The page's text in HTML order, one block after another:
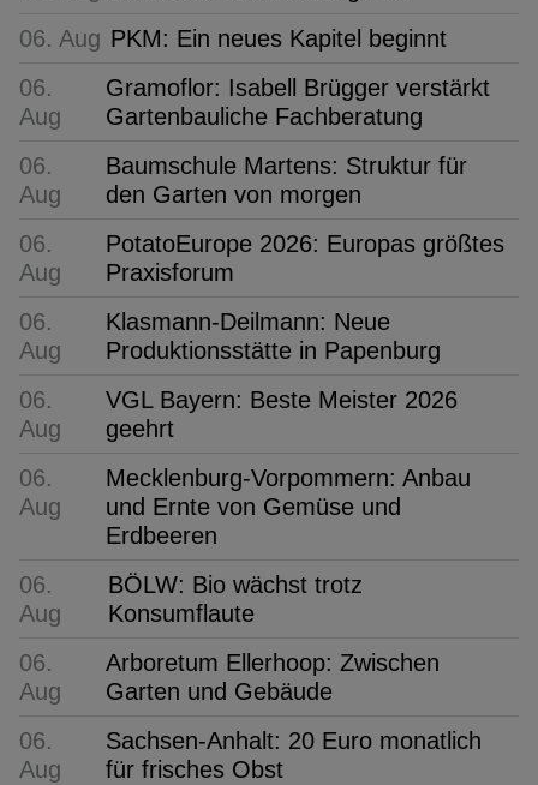
06. Aug PKM: Ein neues Kapitel beginnt
06.
Aug
Gramoflor: Isabell Brügger verstärkt
Gartenbauliche Fachberatung
06.
Aug
Baumschule Martens: Struktur für
den Garten von morgen
06.
Aug
PotatoEurope 2026: Europas größtes
Praxisforum
06.
Aug
Klasmann-Deilmann: Neue
Produktionsstätte in Papenburg
06.
Aug
VGL Bayern: Beste Meister 2026
geehrt
06.
Aug
Mecklenburg-Vorpommern: Anbau
und Ernte von Gemüse und
Erdbeeren
06.
Aug
BÖLW: Bio wächst trotz
Konsumflaute
06.
Aug
Arboretum Ellerhoop: Zwischen
Garten und Gebäude
06.
Aug
Sachsen-Anhalt: 20 Euro monatlich
für frisches Obst